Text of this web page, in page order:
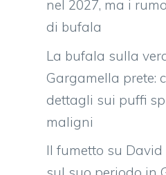
nel 2027, ma i
di bufala
La bufala sulla
Gargamella prete:
dettagli sui puffi
maligni
Il fumetto su David